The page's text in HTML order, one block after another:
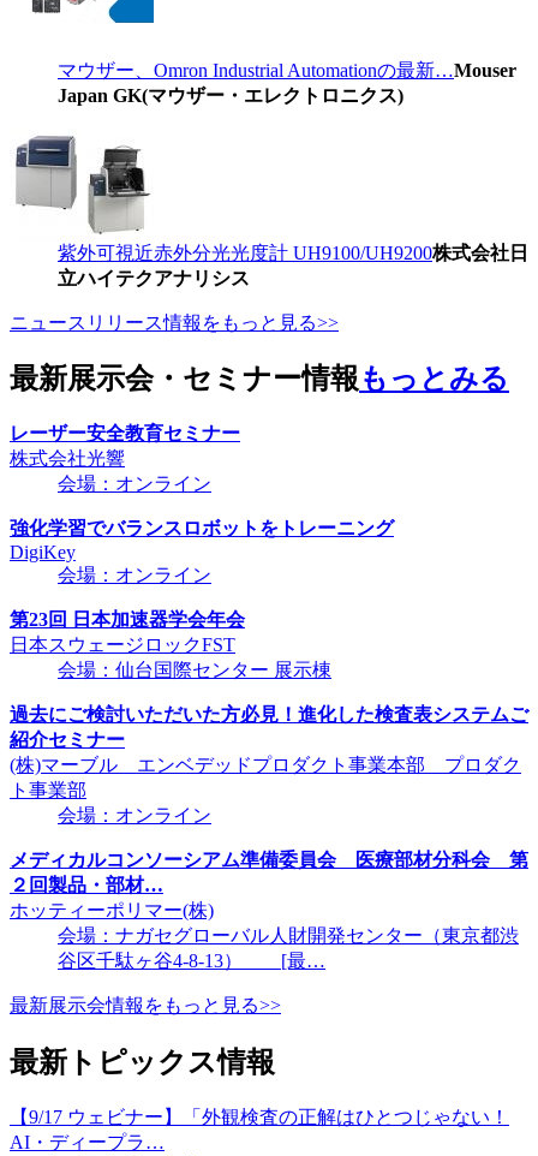
マウザー、Omron Industrial Automationの最新…Mouser
Japan GK(マウザー・エレクトロニクス)
紫外可視近赤外分光光度計 UH9100/UH9200株式会社日
立ハイテクアナリシス
ニュースリリース情報をもっと見る>>
最新展示会・セミナー情報もっとみる
レーザー安全教育セミナー
株式会社光響
会場：オンライン
強化学習でバランスロボットをトレーニング
DigiKey
会場：オンライン
第23回 日本加速器学会年会
日本スウェージロックFST
会場：仙台国際センター 展示棟
過去にご検討いただいた方必見！進化した検査表システムご
紹介セミナー
(株)マーブル エンベデッドプロダクト事業本部 プロダク
ト事業部
会場：オンライン
メディカルコンソーシアム準備委員会 医療部材分科会 第
２回製品・部材…
ホッティーポリマー(株)
会場：ナガセグローバル人財開発センター（東京都渋
谷区千駄ヶ谷4-8-13） [最…
最新展示会情報をもっと見る>>
最新トピックス情報
【9/17 ウェビナー】「外観検査の正解はひとつじゃない！
AI・ディープラ…